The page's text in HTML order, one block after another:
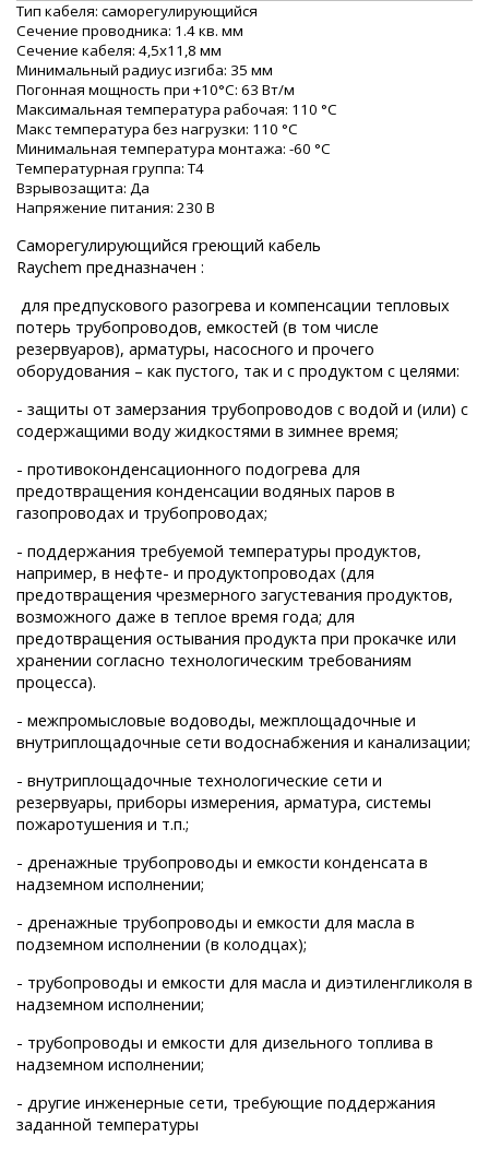
Тип кабеля: саморегулирующийся
Cечение проводника: 1.4 кв. мм
Сечение кабеля: 4,5x11,8 мм
Минимальный радиус изгиба: 35 мм
Погонная мощность при +10°С: 63 Вт/м
Максимальная температура рабочая: 110 °C
Макс температура без нагрузки: 110 °C
Минимальная температура монтажа: -60 °C
Температурная группа:T4
Взрывозащита: Да
Напряжение питания: 230 B
Саморегулирующийся греющий кабель
Raychem предназначен :
для предпускового разогрева и компенсации тепловых
потерь трубопроводов, емкостей (в том числе
резервуаров), арматуры, насосного и прочего
оборудования – как пустого, так и с продуктом с целями:
- защиты от замерзания трубопроводов с водой и (или) с
содержащими воду жидкостями в зимнее время;
- противоконденсационного подогрева для
предотвращения конденсации водяных паров в
газопроводах и трубопроводах;
- поддержания требуемой температуры продуктов,
например, в нефте- и продуктопроводах (для
предотвращения чрезмерного загустевания продуктов,
возможного даже в теплое время года; для
предотвращения остывания продукта при прокачке или
хранении согласно технологическим требованиям
процесса).
- межпромысловые водоводы, межплощадочные и
внутриплощадочные сети водоснабжения и канализации;
- внутриплощадочные технологические сети и
резервуары, приборы измерения, арматура, системы
пожаротушения и т.п.;
- дренажные трубопроводы и емкости конденсата в
надземном исполнении;
- дренажные трубопроводы и емкости для масла в
подземном исполнении (в колодцах);
- трубопроводы и емкости для масла и диэтиленгликоля в
надземном исполнении;
- трубопроводы и емкости для дизельного топлива в
надземном исполнении;
- другие инженерные сети, требующие поддержания
заданной температуры